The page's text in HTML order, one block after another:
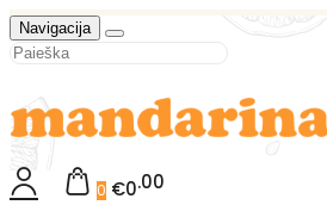
Navigacija
0 €0 00